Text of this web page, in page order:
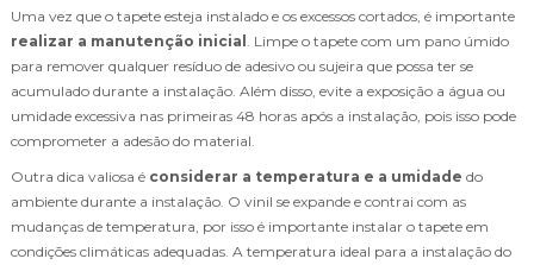
Uma vez que o tapete esteja instalado e os excessos cortados, é importante
realizar a manutenção inicial . Limpe o tapete com um pano úmido
para remover qualquer resíduo de adesivo ou sujeira que possa ter se
acumulado durante a instalação. Além disso, evite a exposição a água ou
umidade excessiva nas primeiras 48 horas após a instalação, pois isso pode
comprometer a adesão do material.
Outra dica valiosa é considerar a temperatura e a umidade do
ambiente durante a instalação. O vinil se expande e contrai com as
mudanças de temperatura, por isso é importante instalar o tapete em
condições climáticas adequadas. A temperatura ideal para a instalação do